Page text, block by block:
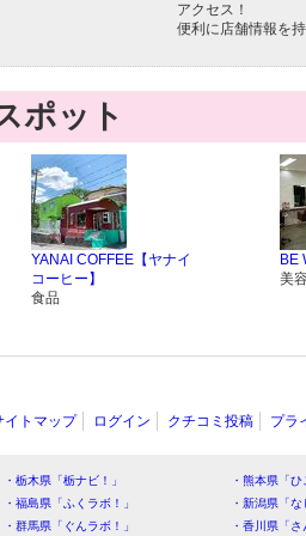
アクセス！
便利に店舗情報を
ポット
YANAI COFFEE【ヤナイ
コーヒー】
食品
BE
美
イトマップ ログイン クチコミ投稿 プラ
・栃木県「栃ナビ！」
・熊本県「
・福島県「ふくラボ！」
・新潟県「
・群馬県「ぐんラボ！」
・香川県「